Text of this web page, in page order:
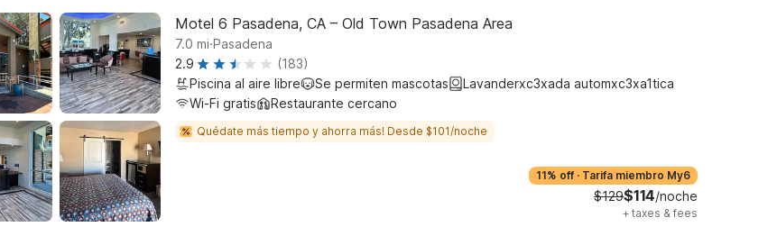
Motel 6 Pasadena, CA – Old Town Pasadena Area
7.0 mi.Pasadena
2.9
(183)
Piscina al aire libre
Se permiten mascotas
Lavanderxc3xada automxc3xa1tica
Wi-Fi gratis
Restaurante cercano
Quédate más tiempo y ahorra más! Desde $101/noche
11% off · Tarifa miembro My6
$129$114/noche
+ taxes & fees